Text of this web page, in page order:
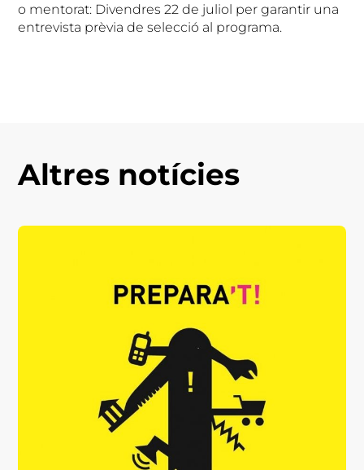
o mentorat: Divendres 22 de juliol per garantir una
entrevista prèvia de selecció al programa.
Altres notícies